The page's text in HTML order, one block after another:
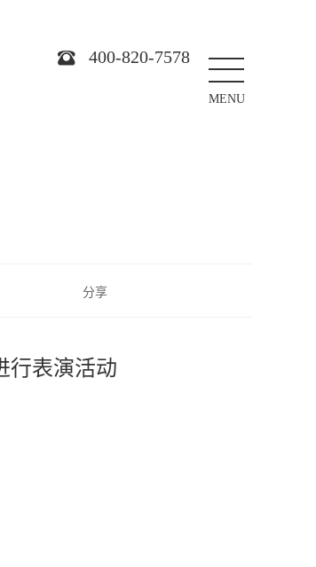
400-820-7578
MENU
分享
行表演活动